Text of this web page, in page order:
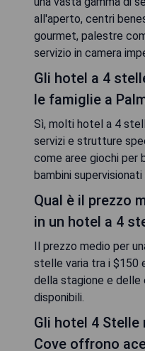
all'aperto, centri
gourmet, palestre
servizio in camera
Gli hotel a 4
le famiglie a
Sì, molti hotel a 4
servizi e strutture
come aree giochi per
bambini
Qual è il prezzo
in un hotel a 4
Il prezzo medio per
stelle varia tra i $150
della stagione e
disponibili.
Gli hotel 4 Stelle
Cove offrono